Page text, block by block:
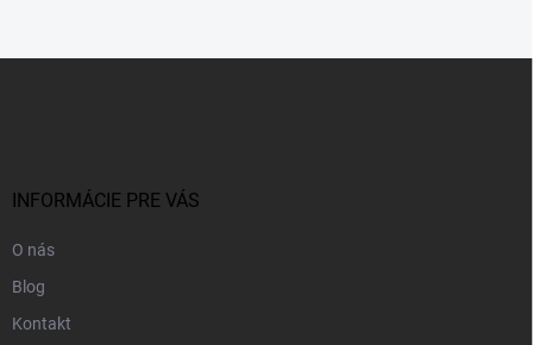
INFORMÁCIE PRE VÁS
O nás
Blog
Kontakt